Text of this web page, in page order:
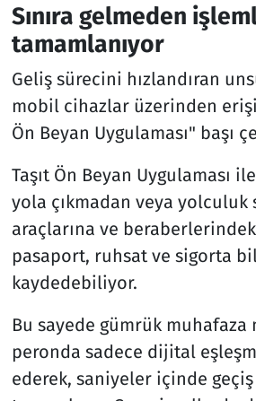
Sınıra gelmeden
tamamlanıyor
Geliş sürecini hızlandıran
mobil cihazlar üzerinden
Ön Beyan Uygulaması" başı
Taşıt Ön Beyan Uygulaması
yola çıkmadan veya yolculuk
araçlarına ve
pasaport, ruhsat ve sigorta
kaydedebiliyor.
Bu sayede gümrük muhafaza
peronda sadece dijital
ederek, saniyeler içinde